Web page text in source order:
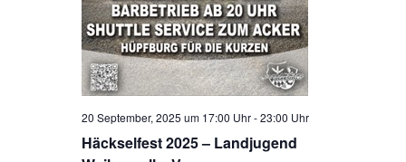
Häckselfest 2025 – Landjugend
20 September, 2025 um 17:00 Uhr-23:00 Uhr